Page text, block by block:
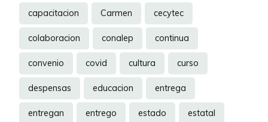
capacitacion Carmen cecytec
colaboracion conalep continua
convenio covid cultura curso
despensas educacion entrega
entregan entrego estado estatal